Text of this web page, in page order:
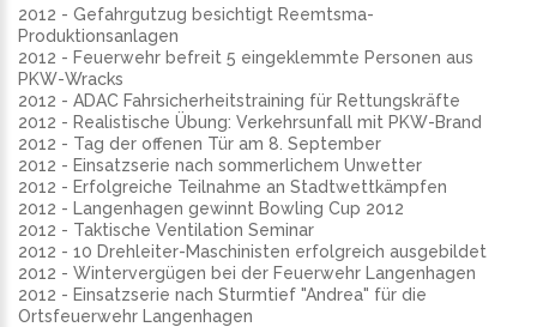
2012 - Gefahrgutzug besichtigt Reemtsma-
Produktionsanlagen
2012 - Feuerwehr befreit 5 eingeklemmte Personen aus
PKW-Wracks
2012 - ADAC Fahrsicherheitstraining für Rettungskräfte
2012 - Realistische Übung: Verkehrsunfall mit PKW-Brand
2012 - Tag der offenen Tür am 8. September
2012 - Einsatzserie nach sommerlichem Unwetter
2012 - Erfolgreiche Teilnahme an Stadtwettkämpfen
2012 - Langenhagen gewinnt Bowling Cup 2012
2012 - Taktische Ventilation Seminar
2012 - 10 Drehleiter-Maschinisten erfolgreich ausgebildet
2012 - Wintervergügen bei der Feuerwehr Langenhagen
2012 - Einsatzserie nach Sturmtief "Andrea" für die
Ortsfeuerwehr Langenhagen